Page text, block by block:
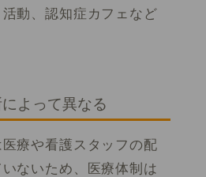
動、認知症カフェなど
よって異なる
療や看護スタッフの配
ないため、医療体制は